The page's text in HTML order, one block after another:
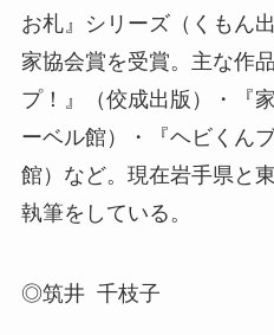
お札』シリーズ（くもん
家協会賞を受賞。主な作
プ！』（佼成出版）・『
ーベル館）・『ヘビくん
館）など。現在岩手県と
執筆をしている。
◎筑井 千枝子